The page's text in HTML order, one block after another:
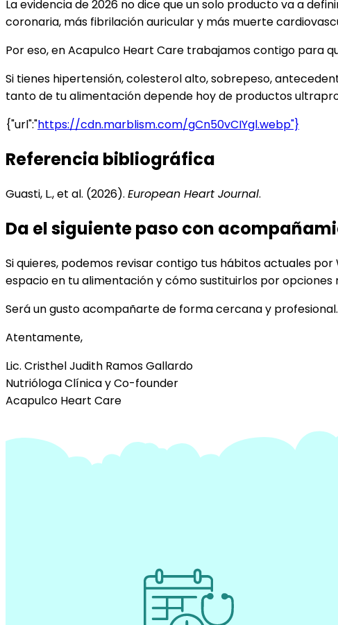
La evidencia de 2026 no dice que un solo producto va a
coronaria, más fibrilación auricular y más muerte
Por eso, en Acapulco Heart Care trabajamos contigo para
Si tienes hipertensión, colesterol alto, sobrepeso,
tanto de tu alimentación depende hoy de productos
{"url":"https://cdn.marblism.com/gCn50vCIYgl.webp"}
Referencia bibliográfica
Guasti, L., et al. (2026). European Heart Journal.
Da el siguiente paso con
Si quieres, podemos revisar contigo tus hábitos actuales
espacio en tu alimentación y cómo sustituirlos por
Será un gusto acompañarte de forma cercana y profesional.
Atentamente,
Lic. Cristhel Judith Ramos Gallardo
Nutrióloga Clínica y Co-founder
Acapulco Heart Care